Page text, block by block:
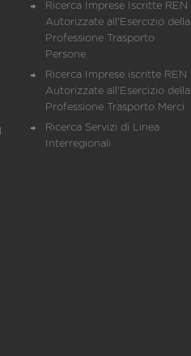
Ricerca Imprese Iscritte REN
Autorizzate all'Esercizio della
Professione Trasporto
Persone
Ricerca Imprese iscritte REN
Autorizzate all'Esercizio della
Professione Trasporto Merci
Ricerca Servizi di Linea
Interregionali